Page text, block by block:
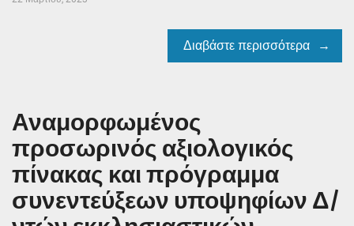
Διαβάστε περισσότερα
Αναμορφωμένος
προσωρινός αξιολογικός
πίνακας και πρόγραμμα
συνεντεύξεων υποψηφίων Δ/